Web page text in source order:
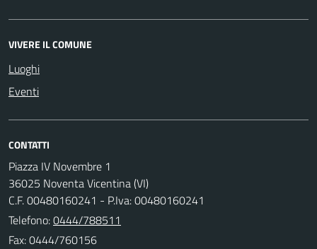
VIVERE IL COMUNE
Luoghi
Eventi
CONTATTI
Piazza IV Novembre 1
36025 Noventa Vicentina (VI)
C.F. 00480160241 - P.Iva: 00480160241
Telefono:0444/788511
Fax: 0444/760156